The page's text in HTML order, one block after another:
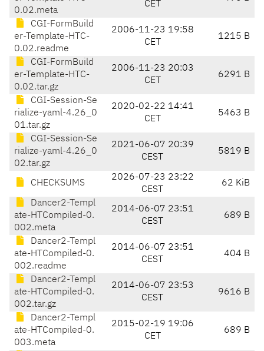
0.02.meta
CET
CGI-FormBuild
er-Template-HTC-
0.02.readme
2006-11-23 19:58
CET
1215 B
CGI-FormBuild
er-Template-HTC-
0.02.tar.gz
2006-11-23 20:03
CET
6291 B
CGI-Session-Se
rialize-yaml-4.26_0
01.tar.gz
2020-02-22 14:41
CET
5463 B
CGI-Session-Se
rialize-yaml-4.26_0
02.tar.gz
2021-06-07 20:39
CEST
5819 B
CHECKSUMS
2026-07-23 23:22
CEST
62 KiB
Dancer2-Templ
ate-HTCompiled-0.
002.meta
2014-06-07 23:51
CEST
689 B
Dancer2-Templ
ate-HTCompiled-0.
002.readme
2014-06-07 23:51
CEST
404 B
Dancer2-Templ
ate-HTCompiled-0.
002.tar.gz
2014-06-07 23:53
CEST
9616 B
Dancer2-Templ
ate-HTCompiled-0.
003.meta
2015-02-19 19:06
CET
689 B